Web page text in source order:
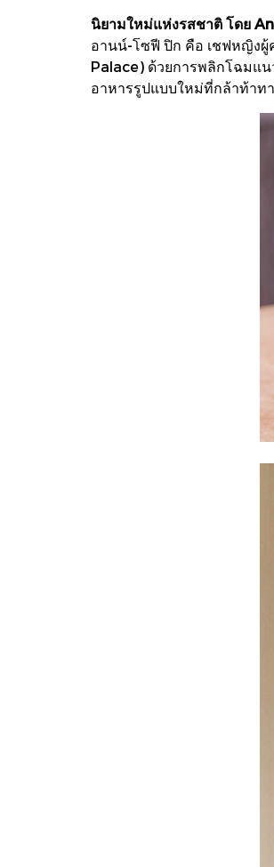
นิยามใหม่แห่งรสชาติ โดย
อานน์-โซฟี ปิก คือ เชฟหญิงผู้
Palace) ด้วยการพลิกโฉมแ
อาหารรูปแบบใหม่ที่กล้าท้าท